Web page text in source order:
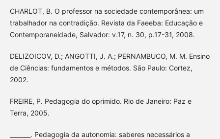
CHARLOT, B. O professor na sociedade contemporânea: um
trabalhador na contradição. Revista da Faeeba: Educação e
Contemporaneidade, Salvador: v.17, n. 30, p.17-31, 2008.
DELIZOICOV, D.; ANGOTTI, J. A.; PERNAMBUCO, M. M. Ensino
de Ciências: fundamentos e métodos. São Paulo: Cortez,
2002.
FREIRE, P. Pedagogia do oprimido. Rio de Janeiro: Paz e
Terra, 2005.
_______. Pedagogia da autonomia: saberes necessários a